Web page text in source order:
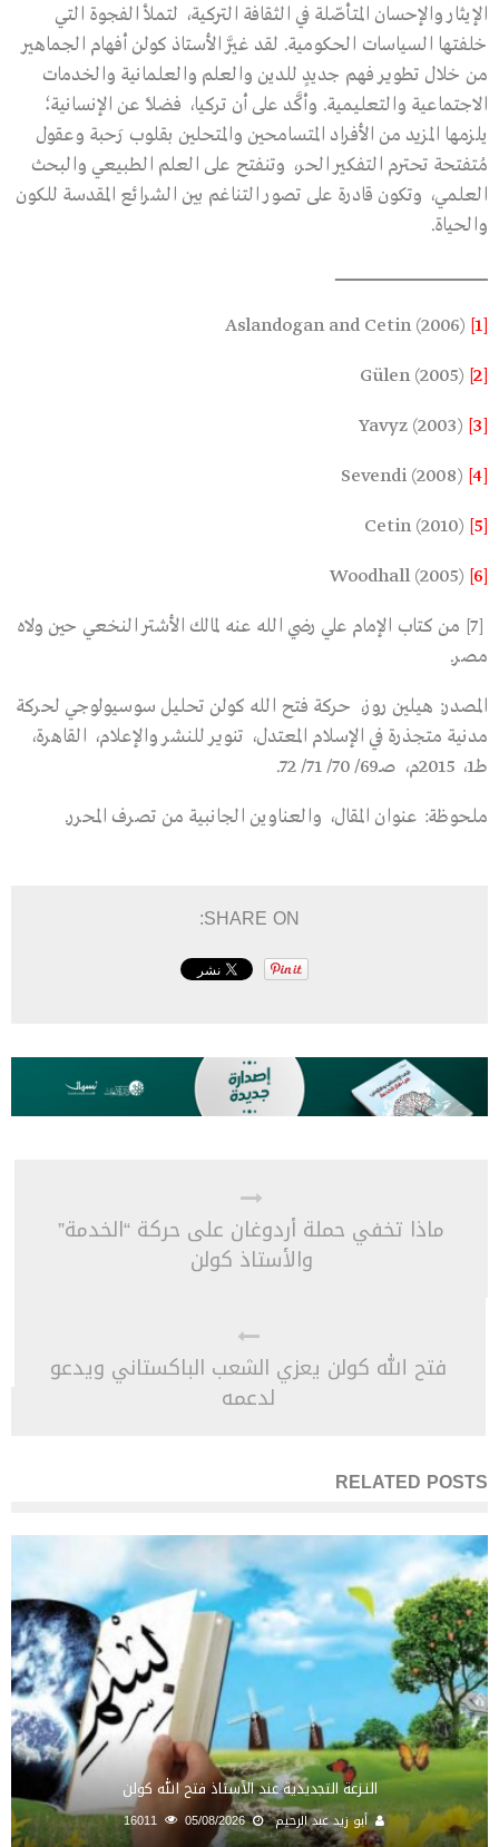
الإيثار والإحسان المتأصّلة في الثقافة التركية، لتملأ الفجوة التي
خلفتها السياسات الحكومية. لقد غيَّر الأستاذ كولن أفهام الجماهير
من خلال تطوير فهم جديدٍ للدين والعلم والعلمانية والخدمات
الاجتماعية والتعليمية. وأكَّد على أن تركيا، فضلاً عن الإنسانية؛
يلزمها المزيد من الأفراد المتسامحين والمتحلين بقلوب رَحبة وعقول
مُتفتحة تحترم التفكير الحر، وتنفتح على العلم الطبيعي والبحث
العلمي، وتكون قادرة على تصور التناغم بين الشرائع المقدسة للكون
والحياة.
ـــــــــــــــــــــــــــــــــــــــــــــــــــــــــــــــــــــــــــــــــــــــــــــــــــــــــــــــــــــــــــــــــــــــــ
[1]
[2]
[3]
[4]
[5]
[6]
[7] من كتاب الإمام علي رضي الله عنه لمالك الأشتر النخعي حين ولاه
مصر.
المصدر: هيلين روز، حركة فتح الله كولن تحليل سوسيولوجي لحركة
مدنية متجذرة في الإسلام المعتدل، تنوير للنشر والإعلام، القاهرة،
طـ1، 2015م، صـ69/ 70/ 71/ 72.
ملحوظة: عنوان المقال، والعناوين الجانبية من تصرف المحرر.
SHARE ON:
ماذا تخفي حملة أردوغان على حركة “الخدمة”
والأستاذ كولن
فتح الله كولن يعزي الشعب الباكستاني ويدعو
لدعمه
RELATED POSTS
النـزعة التجديدية عند الأستاذ فتح الله كولن
أبو زيد عبد الرحيم 05/08/2026
16011